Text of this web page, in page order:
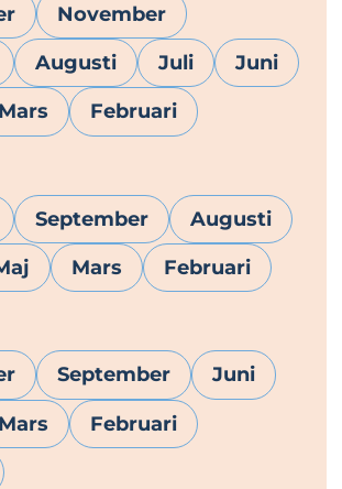
November
Augusti Juli Juni
Mars Februari
September Augusti
Mars Februari
September Juni
Mars Februari